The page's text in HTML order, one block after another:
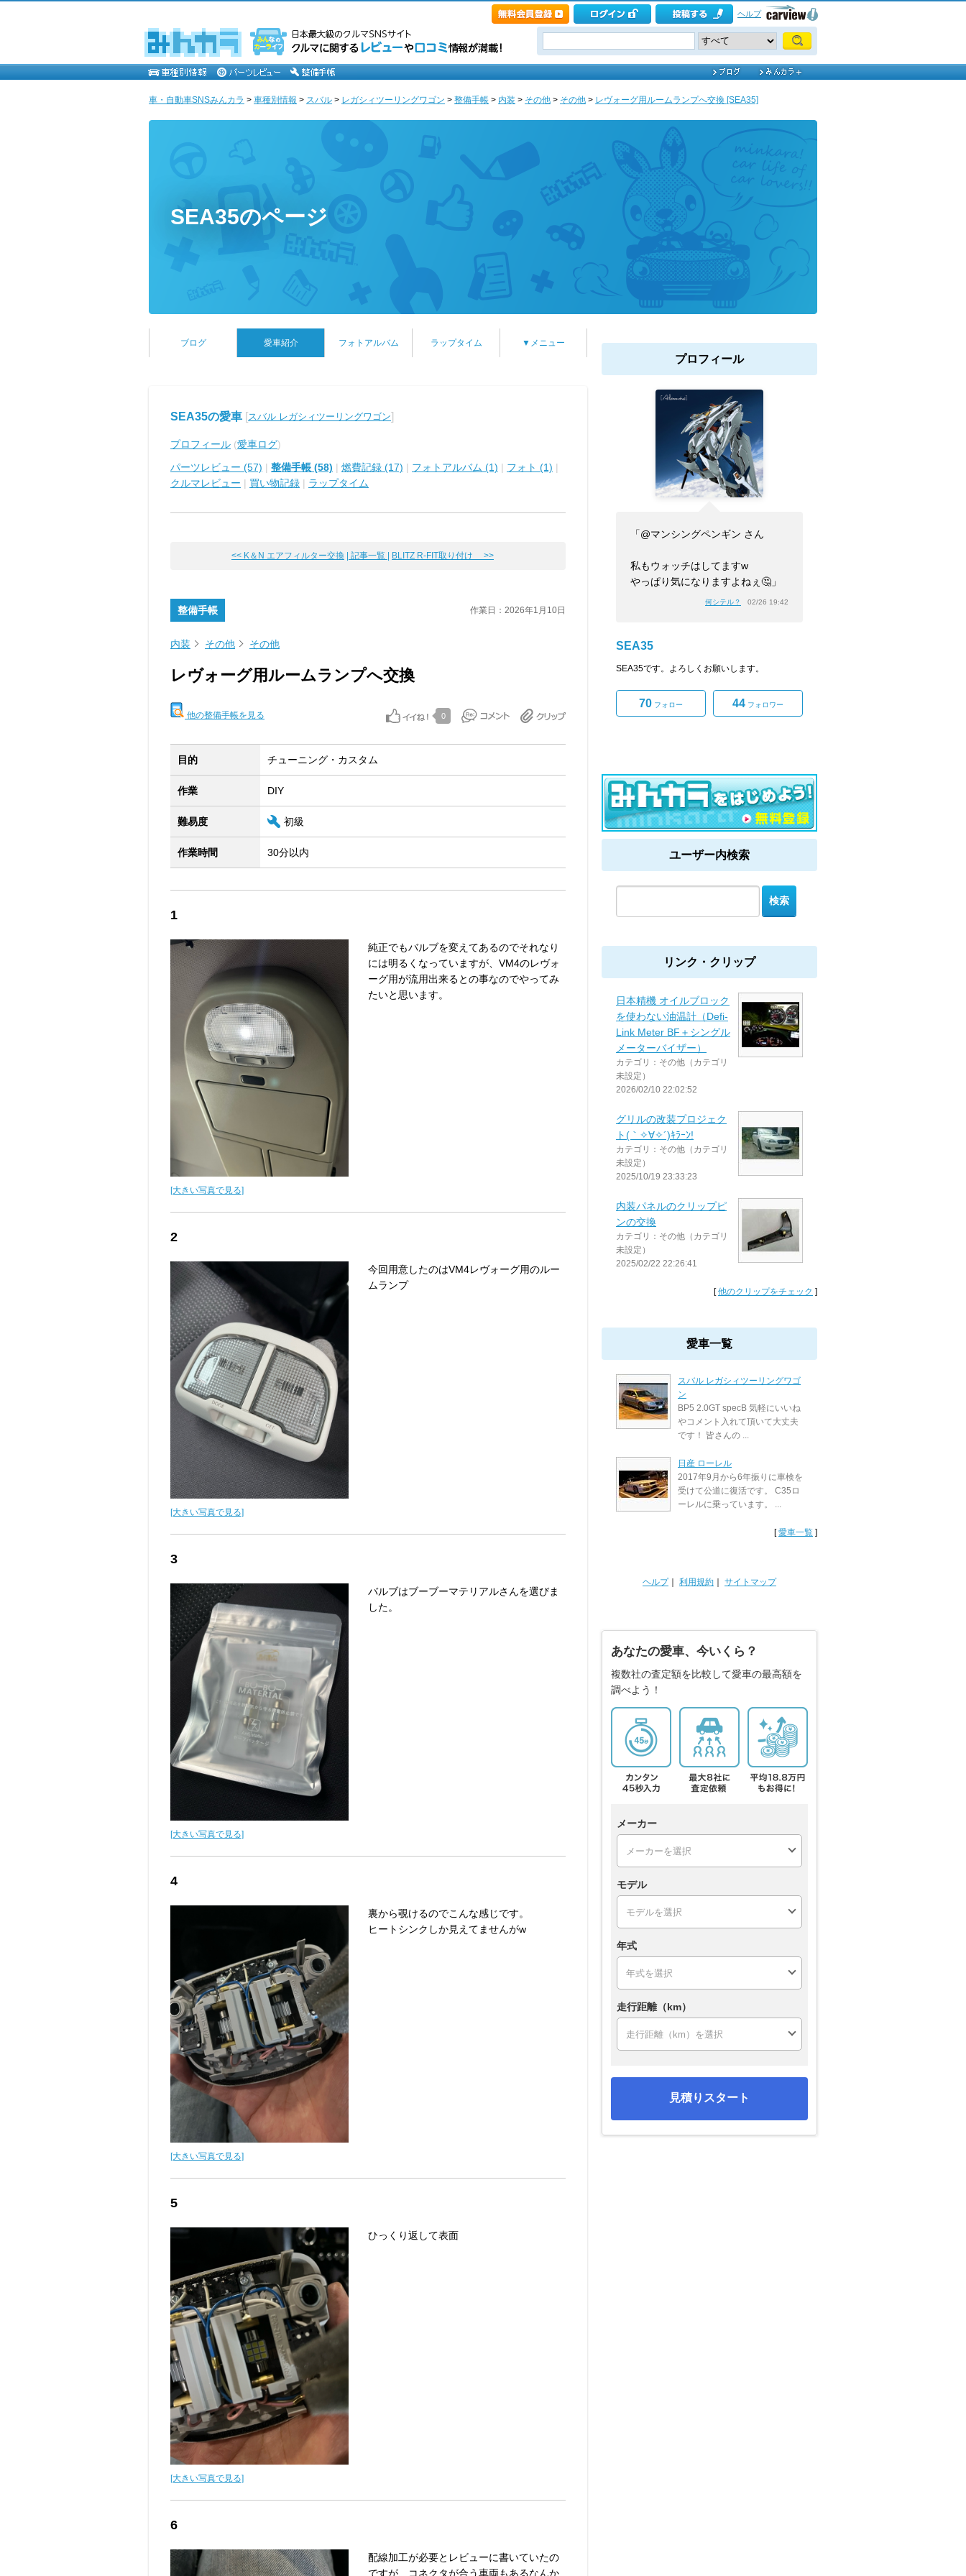
ヘルプ
車・自動車SNSみんカラ > 車種別情報 > スバル > レガシィツーリングワゴン > 整備手帳 > 内装 > その他 > その他 > レヴォーグ用ルームランプへ交換 [SEA35]
SEA35のページ
ブログ 愛車紹介 フォトアルバム ラップタイム ▼メニュー
SEA35の愛車 [スバル レガシィツーリングワゴン]
プロフィール (愛車ログ)
パーツレビュー (57) | 整備手帳 (58) | 燃費記録 (17) | フォトアルバム (1) | フォト (1) |
クルマレビュー | 買い物記録 | ラップタイム
<< K＆N エアフィルター交換 | 記事一覧 | BLITZ R-FIT取り付け >>
整備手帳 作業日：2026年1月10日
内装 その他 その他
レヴォーグ用ルームランプへ交換
他の整備手帳を見る 0
目的 チューニング・カスタム
作業 DIY
難易度 初級
作業時間 30分以内
1
[大きい写真で見る]
純正でもバルブを変えてあるのでそれなり
には明るくなっていますが、VM4のレヴォ
ーグ用が流用出来るとの事なのでやってみ
たいと思います。
2
[大きい写真で見る]
今回用意したのはVM4レヴォーグ用のルー
ムランプ
3
[大きい写真で見る]
バルブはブーブーマテリアルさんを選びま
した。
4
[大きい写真で見る]
裏から覗けるのでこんな感じです。
ヒートシンクしか見えてませんがw
5
[大きい写真で見る]
ひっくり返して表面
6
配線加工が必要とレビューに書いていたの
ですが、コネクタが合う車両もあるなんか
プロフィール
「@マンシングペンギン さん
私もウォッチはしてますw
やっぱり気になりますよねぇ🤔」
何シテル？ 02/26 19:42
SEA35
SEA35です。よろしくお願いします。
70 フォロー 44 フォロワー
ユーザー内検索
リンク・クリップ
日本精機 オイルブロック
を使わない油温計（Defi-
Link Meter BF＋シングル
メーターバイザー）
カテゴリ：その他（カテゴリ
未設定）
2026/02/10 22:02:52
グリルの改装プロジェク
ト(｀✧∀✧´)ｷﾗｰﾝ!
カテゴリ：その他（カテゴリ
未設定）
2025/10/19 23:33:23
内装パネルのクリップピ
ンの交換
カテゴリ：その他（カテゴリ
未設定）
2025/02/22 22:26:41
[他のクリップをチェック ]
愛車一覧
スバル レガシィツーリングワゴ
ン
BP5 2.0GT specB 気軽にいいね
やコメント入れて頂いて大丈夫
です！ 皆さんの ...
日産 ローレル
2017年9月から6年振りに車検を
受けて公道に復活です。 C35ロ
ーレルに乗っています。 ...
[愛車一覧 ]
ヘルプ｜ 利用規約 サイトマップ
あなたの愛車、今いくら？
複数社の査定額を比較して愛車の最高額を
調べよう！
メーカー
モデル
年式
走行距離（km）
見積りスタート